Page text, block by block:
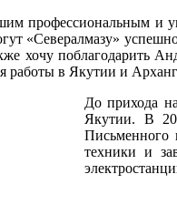
профессиональным и
«Севералмазу»
хочу поблагодарить
работы в Якутии и
До прихода
Якутии. В
Письменного
техники и